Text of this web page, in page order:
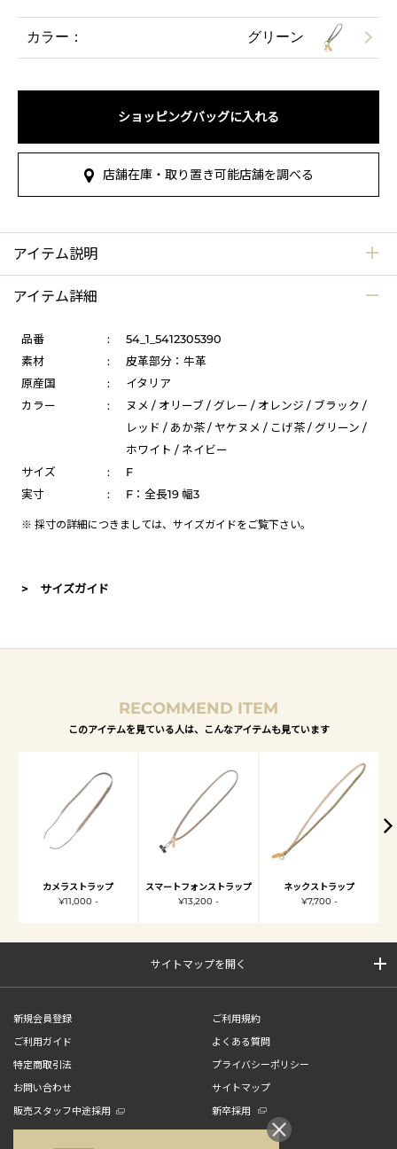
カラー： グリーン
ショッピングバッグに入れる
店舗在庫・取り置き可能店舗を調べる
アイテム説明
アイテム詳細
品番 :
54_1_5412305390
素材
:
皮革部分：牛革
原産国
:
イタリア
カラー
:
ヌメ / オリーブ / グレー / オレンジ / ブラック /
レッド / あか茶 / ヤケヌメ / こげ茶 / グリーン /
ホワイト / ネイビー
サイズ
:
F
実寸
: F：全長19 幅3
※ 採寸の詳細につきましては、 サイズガイドをご覧下さい。
> サイズガイド
RECOMMEND ITEM
このアイテムを見ている人は、こんなアイテムも見ています
カメラストラップ
¥11,000 -
スマートフォンストラップ
¥13,200 -
ネックストラップ
¥7,700 -
サイトマップを開く
新規会員登録
ご利用規約
ご利用ガイド
よくある質問
特定商取引法
プライバシーポリシー
お問い合わせ
サイトマップ
販売スタッフ中途採用
新卒採用